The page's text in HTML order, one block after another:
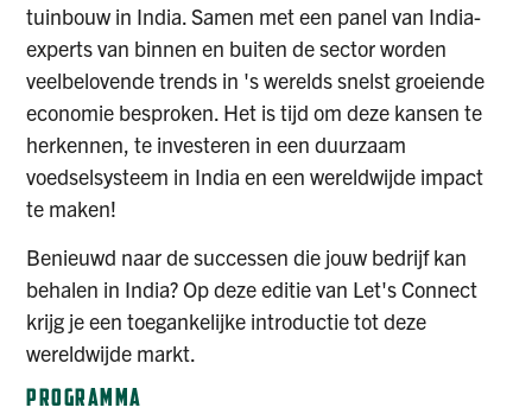
tuinbouw in India. Samen met een panel van India-
experts van binnen en buiten de sector worden
veelbelovende trends in 's werelds snelst groeiende
economie besproken. Het is tijd om deze kansen te
herkennen, te investeren in een duurzaam
voedselsysteem in India en een wereldwijde impact
te maken!
Benieuwd naar de successen die jouw bedrijf kan
behalen in India? Op deze editie van Let's Connect
krijg je een toegankelijke introductie tot deze
wereldwijde markt.
PROGRAMMA